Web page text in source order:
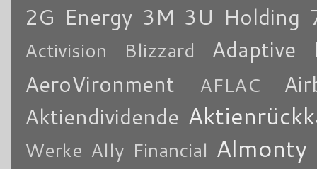
2G Energy 3M 3U Holding
Activision Blizzard
Adaptive
AeroVironment
AFLAC
Aktiendividende
Werke Ally Financial Almonty